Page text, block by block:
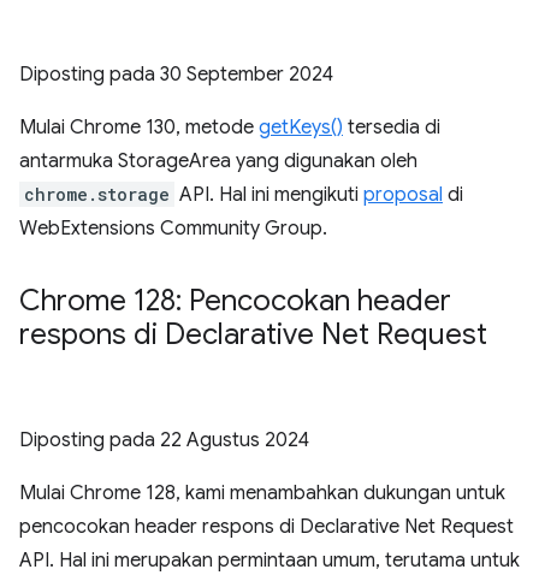
Diposting pada 30 September 2024
Mulai Chrome 130, metode getKeys() tersedia di
antarmuka StorageArea yang digunakan oleh
chrome.storage API. Hal ini mengikuti proposal di
WebExtensions Community Group.
Chrome 128: Pencocokan header
respons di Declarative Net Request
Diposting pada 22 Agustus 2024
Mulai Chrome 128, kami menambahkan dukungan untuk
pencocokan header respons di Declarative Net Request
API. Hal ini merupakan permintaan umum, terutama untuk